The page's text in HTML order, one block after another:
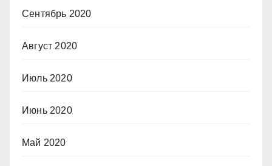
Сентябрь 2020
Август 2020
Июль 2020
Июнь 2020
Май 2020